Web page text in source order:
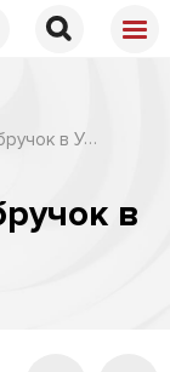
Діамантова пара обручок в Укрзолото
в